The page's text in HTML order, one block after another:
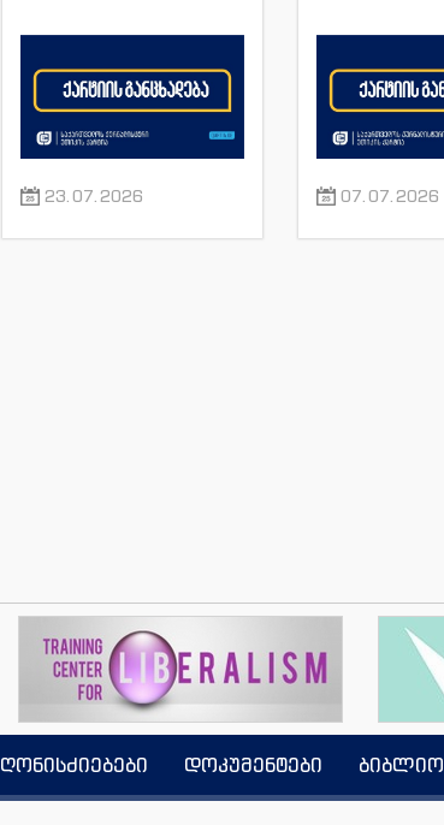
სანაიას და მისი სხვა
მიმართ
23.07.2026
პირობები
07.07.2026
ღონისძიებები დოკუმენტები